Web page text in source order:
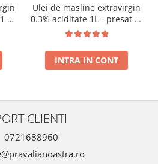
L -
Ulei de masline extravirgin
0.3% aciditate 1L - presat la
rece RECOLTA NOUA
INTRA IN CONT
CLIENTI
0721688960